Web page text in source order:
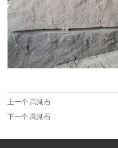
上一个:高湖石
下一个:高湖石